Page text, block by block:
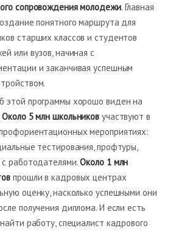
сопровождения молодежи. Главная
понятного маршрута для
старших классов и студентов
или вузов, начиная с
и заканчивая успешным
этой программы хорошо виден на
Около 5 млн школьников участвуют в
мероприятиях:
тестирования, профтуры,
с работодателями.Около 1 млн
прошли в кадровых центрах
оценку, насколько успешными они
получения диплома. И если есть
работу, специалист кадрового